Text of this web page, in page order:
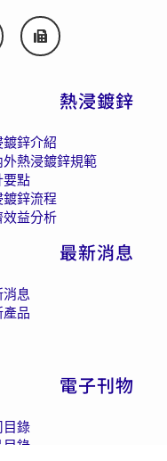
熱浸鍍鋅
鍍鋅介紹
外熱浸鍍鋅規範
要點
鍍鋅流程
效益分析
最新消息
消息
產品
電子刊物
目錄
目錄